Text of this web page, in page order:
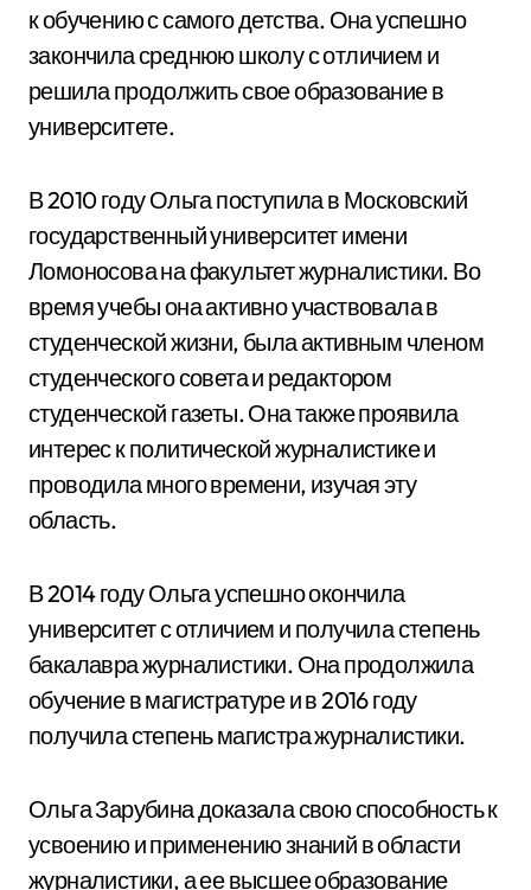
к обучению с самого детства. Она успешно
закончила среднюю школу с отличием и
решила продолжить свое образование в
университете.
В 2010 году Ольга поступила в Московский
государственный университет имени
Ломоносова на факультет журналистики. Во
время учебы она активно участвовала в
студенческой жизни, была активным членом
студенческого совета и редактором
студенческой газеты. Она также проявила
интерес к политической журналистике и
проводила много времени, изучая эту
область.
В 2014 году Ольга успешно окончила
университет с отличием и получила степень
бакалавра журналистики. Она продолжила
обучение в магистратуре и в 2016 году
получила степень магистра журналистики.
Ольга Зарубина доказала свою способность к
усвоению и применению знаний в области
журналистики, а ее высшее образование